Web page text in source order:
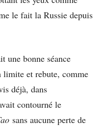
le fait la Russie depuis
une bonne séance
limite et rebute, comme
déjà, dans
contourné le
sans aucune perte de